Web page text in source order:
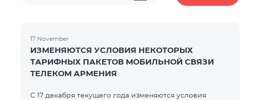
17 November
ИЗМЕНЯЮТСЯ УСЛОВИЯ НЕКОТОРЫХ
ТАРИФНЫХ ПАКЕТОВ МОБИЛЬНОЙ СВЯЗИ
ТЕЛЕКОМ АРМЕНИЯ
С 17 декабря текущего года изменяются условия